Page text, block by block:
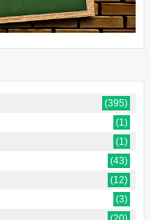
(395)
(1)
(1)
(43)
(12)
(3)